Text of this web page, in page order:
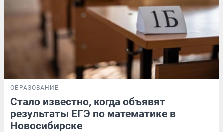
ОБРАЗОВАНИЕ
Стало известно, когда объявят
результаты ЕГЭ по математике в
Новосибирске